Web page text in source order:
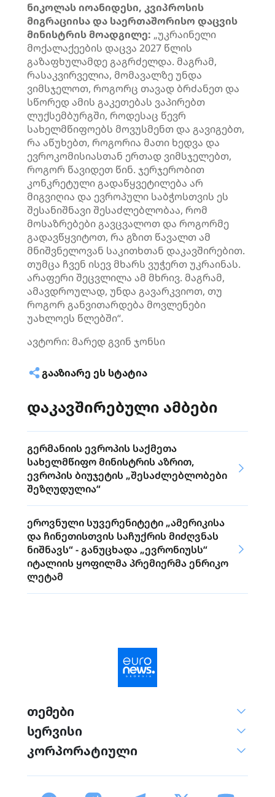
ნიკოლას იოანიდესი, კვიპროსის
მიგრაციისა და საერთაშორისო დაცვის
მინისტრის მოადგილე: „უკრაინელი
მოქალაქეების დაცვა 2027 წლის
გაზაფხულამდე გაგრძელდა. მაგრამ,
რასაკვირველია, მომავალზე უნდა
ვიმსჯელოთ, როგორც თავად ბრძანეთ და
სწორედ ამის გაკეთებას ვაპირებთ
ლუქსემბურგში, როდესაც წევრ
სახელმწიფოებს მოვუსმენთ და გავიგებთ,
რა აწუხებთ, როგორია მათი ხედვა და
ევროკომისიასთან ერთად ვიმსჯელებთ,
როგორ წავიდეთ წინ. ჯერჯერობით
კონკრეტული გადაწყვეტილება არ
მიგვიღია და ევროპული საბჭოსთვის ეს
შესანიშნავი შესაძლებლობაა, რომ
მოსაზრებები გავცვალოთ და როგორმე
გადავწყვიტოთ, რა გზით წავალთ ამ
მნიშვნელოვან საკითხთან დაკავშირებით.
თუმცა ჩვენ ისევ მხარს ვუჭერთ უკრაინას.
არაფერი შეცვლილა ამ მხრივ. მაგრამ,
ამავდროულად, უნდა გავარკვიოთ, თუ
როგორ განვითარდება მოვლენები
უახლოეს წლებში“.
ავტორი: მარედ გვინ ჯონსი
ᲒᲐᲐᲖᲘᲐᲠᲔ ᲔᲡ ᲡᲢᲐᲢᲘᲐ
დაკავშირებული ამბები
გერმანიის ევროპის საქმეთა
სახელმწიფო მინისტრის აზრით,
ევროპის ბიუჯეტის „შესაძლებლობები
შეზღუდულია“
ეროვნული სუვერენიტეტი „ამერიკისა
და ჩინეთისთვის საჩუქრის მიძღვნას
ნიშნავს“ - განუცხადა „ევრონიუსს“
იტალიის ყოფილმა პრემიერმა ენრიკო
ლეტამ
თემები
სერვისი
კორპორატიული